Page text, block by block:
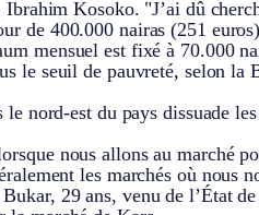
Kosoko. "J’ai dû
de 400.000 nairas (251
mensuel est fixé à 70.000
le seuil de pauvreté, selon la
nord-est du pays dissuade
nous allons au marché
les marchés où nous
29 ans, venu de l’État